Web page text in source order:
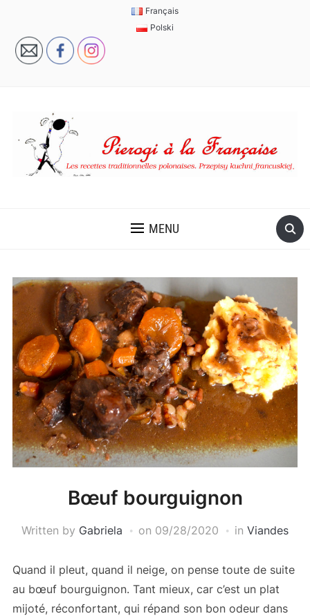
Français
Polski
MENU
Bœuf bourguignon
Written by Gabriela on 09/28/2020 in Viandes
Quand il pleut, quand il neige, on pense toute de suite
au bœuf bourguignon. Tant mieux, car c’est un plat
mijoté, réconfortant, qui répand son bon odeur dans